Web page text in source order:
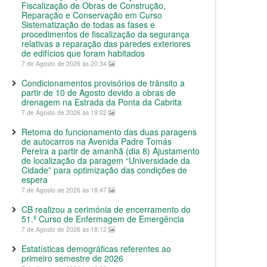
Fiscalização de Obras de Construção,
Reparação e Conservação em Curso
Sistematização de todas as fases e
procedimentos de fiscalização da segurança
relativas a reparação das paredes exteriores
de edifícios que foram habitados
7 de Agosto de 2026 às 20:34
Condicionamentos provisórios de trânsito a
partir de 10 de Agosto devido a obras de
drenagem na Estrada da Ponta da Cabrita
7 de Agosto de 2026 às 19:02
Retoma do funcionamento das duas paragens
de autocarros na Avenida Padre Tomás
Pereira a partir de amanhã (dia 8) Ajustamento
de localização da paragem “Universidade da
Cidade” para optimização das condições de
espera
7 de Agosto de 2026 às 18:47
CB realizou a cerimónia de encerramento do
51.º Curso de Enfermagem de Emergência
7 de Agosto de 2026 às 18:12
Estatísticas demográficas referentes ao
primeiro semestre de 2026